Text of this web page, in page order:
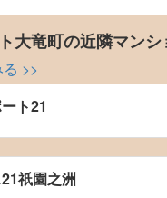
大竜町の近隣マンシ
>>
ト21
祇園之洲